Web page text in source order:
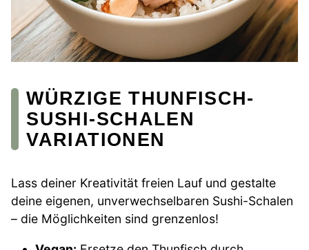
WÜRZIGE THUNFISCH-
SUSHI-SCHALEN
VARIATIONEN
Lass deiner Kreativität freien Lauf und gestalte
deine eigenen, unverwechselbaren Sushi-Schalen
– die Möglichkeiten sind grenzenlos!